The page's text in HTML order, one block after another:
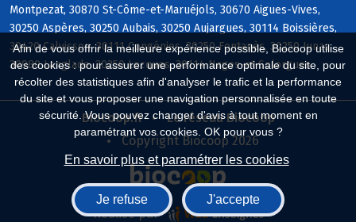
Afin de vous offrir la meilleure expérience possible, Biocoop utilise
des cookies : pour assurer une performance optimale du site, pour
récolter des statistiques afin d'analyser le trafic et la performance
du site et vous proposer une navigation personnalisée en toute
sécurité. Vous pouvez changer d'avis à tout moment en
paramétrant vos cookies. OK pour vous ?
En savoir plus et paramétrer les cookies
Je refuse J'accepte
Montpezat, 30870 St-Côme-et-Maruéjols, 30670 Aigues-Vives,
30250 Aspères, 30250 Aubais, 30250 Aujargues, 30114 Boissières,
30420 Calvisson, 30111 Congénies, 30250 Fontanès, 30250 Junas,
30980 Langlade, 30250 Lecques, 30114 Nages-et-Solorgues
Biocoop.fr
Le réseau Biocoop
Copyright Biocoop 2026
Réalisé par